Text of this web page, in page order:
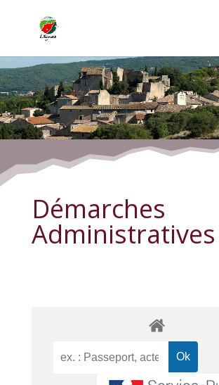
Démarches Administratives
Démarches
Administratives